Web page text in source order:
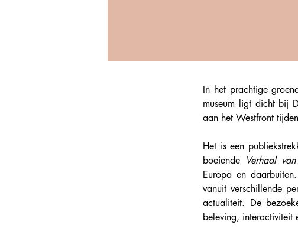
In het prachtige
museum ligt dicht bij
aan het Westfront
Het is een
boeiende Verhaal
Europa en
vanuit verschillende
actualiteit. De
beleving, interactiviteit